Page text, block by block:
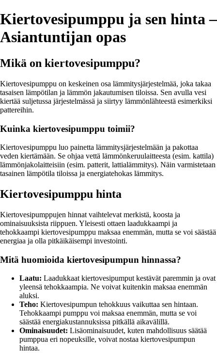
Kiertovesipumppu ja sen hinta –
Asiantuntijan opas
Mikä on kiertovesipumppu?
Kiertovesipumppu on keskeinen osa lämmitysjärjestelmää, joka takaa
tasaisen lämpötilan ja lämmön jakautumisen tiloissa. Sen avulla vesi
kiertää suljetussa järjestelmässä ja siirtyy lämmönlähteestä esimerkiksi
pattereihin.
Kuinka kiertovesipumppu toimii?
Kiertovesipumppu luo painetta lämmitysjärjestelmään ja pakottaa
veden kiertämään. Se ohjaa vettä lämmönkeruulaitteesta (esim. kattila)
lämmönjakolaitteisiin (esim. patterit, lattialämmitys). Näin varmistetaan
tasainen lämpötila tiloissa ja energiatehokas lämmitys.
Kiertovesipumppu hinta
Kiertovesipumppujen hinnat vaihtelevat merkistä, koosta ja
ominaisuuksista riippuen. Yleisesti ottaen laadukkaampi ja
tehokkaampi kiertovesipumppu maksaa enemmän, mutta se voi säästää
energiaa ja olla pitkäikäisempi investointi.
Mitä huomioida kiertovesipumpun hinnassa?
Laatu: Laadukkaat kiertovesipumput kestävät paremmin ja ovat
yleensä tehokkaampia. Ne voivat kuitenkin maksaa enemmän
aluksi.
Teho: Kiertovesipumpun tehokkuus vaikuttaa sen hintaan.
Tehokkaampi pumppu voi maksaa enemmän, mutta se voi
säästää energiakustannuksissa pitkällä aikavälillä.
Ominaisuudet: Lisäominaisuudet, kuten mahdollisuus säätää
pumppua eri nopeuksille, voivat nostaa kiertovesipumpun
hintaa.